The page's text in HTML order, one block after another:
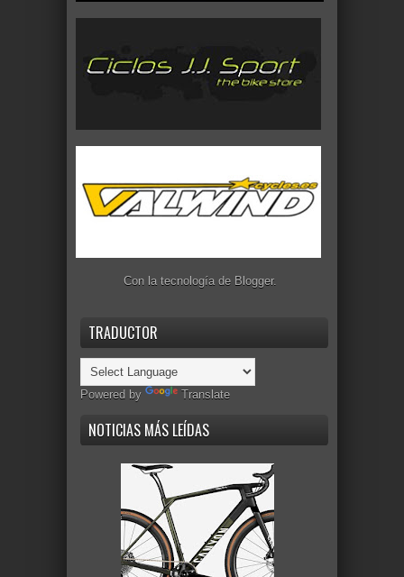
Con la tecnología de Blogger.
TRADUCTOR
Powered by Translate
NOTICIAS MÁS LEÍDAS